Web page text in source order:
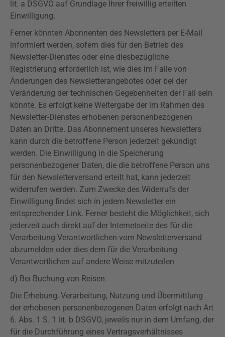
lit. a DSGVO auf Grundlage Ihrer freiwillig erteilten
Einwilligung.
Ferner könnten Abonnenten des Newsletters per E-Mail
informiert werden, sofern dies für den Betrieb des
Newsletter-Dienstes oder eine diesbezügliche
Registrierung erforderlich ist, wie dies im Falle von
Änderungen des Newsletterangebotes oder bei der
Veränderung der technischen Gegebenheiten der Fall sein
könnte. Es erfolgt keine Weitergabe der im Rahmen des
Newsletter-Dienstes erhobenen personenbezogenen
Daten an Dritte. Das Abonnement unseres Newsletters
kann durch die betroffene Person jederzeit gekündigt
werden. Die Einwilligung in die Speicherung
personenbezogener Daten, die die betroffene Person uns
für den Newsletterversand erteilt hat, kann jederzeit
widerrufen werden. Zum Zwecke des Widerrufs der
Einwilligung findet sich in jedem Newsletter ein
entsprechender Link. Ferner besteht die Möglichkeit, sich
jederzeit auch direkt auf der Internetseite des für die
Verarbeitung Verantwortlichen vom Newsletterversand
abzumelden oder dies dem für die Verarbeitung
Verantwortlichen auf andere Weise mitzuteilen
d) Bei Buchung von Reisen
Die Erhebung, Verarbeitung, Nutzung und Übermittlung
der erhobenen personenbezogenen Daten erfolgt nach Art
6. Abs. 1 S. 1 lit. b DSGVO, jeweils nur in dem Umfang, der
für die Durchführung eines Vertragsverhältnisses